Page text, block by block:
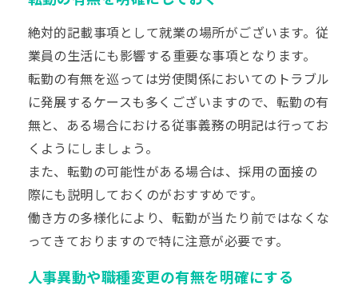
絶対的記載事項として就業の場所がございます。従
業員の生活にも影響する重要な事項となります。
転勤の有無を巡っては労使関係においてのトラブル
に発展するケースも多くございますので、転勤の有
無と、ある場合における従事義務の明記は行ってお
くようにしましょう。
また、転勤の可能性がある場合は、採用の面接の
際にも説明しておくのがおすすめです。
働き方の多様化により、転勤が当たり前ではなくな
ってきておりますので特に注意が必要です。
人事異動や職種変更の有無を明確にする